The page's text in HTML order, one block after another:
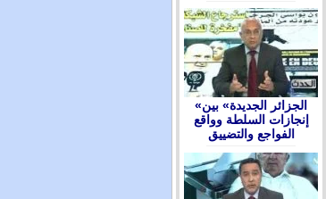
«الجزائر الجديدة» بين
إنجازات السلطة وواقع
الفواجع والتضييق